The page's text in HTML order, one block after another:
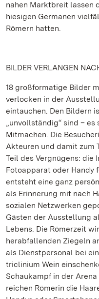
nahen Marktbreit lassen
hiesigen Germanen
Römern hatten.
BILDER VERLANGEN
18 großformatige Bilder
verlocken in der
eintauchen. Den Bildern
„unvollständig“ sind – es
Mitmachen. Die
Akteuren und damit zum
Teil des Vergnügens: die
Fotoapparat oder Handy
entsteht eine ganz
als Erinnerung mit nach
sozialen Netzwerken
Gästen der Ausstellung
Lebens. Die Römerzeit
herabfallenden Ziegeln
als Dienstpersonal bei
triclinium Wein
Schaukampf in der
reichen Römerin die